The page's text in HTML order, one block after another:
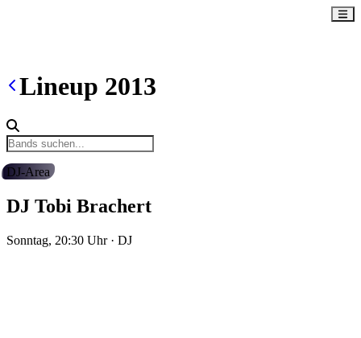
Lineup 2013
DJ-Area
DJ Tobi Brachert
Sonntag, 20:30 Uhr· DJ